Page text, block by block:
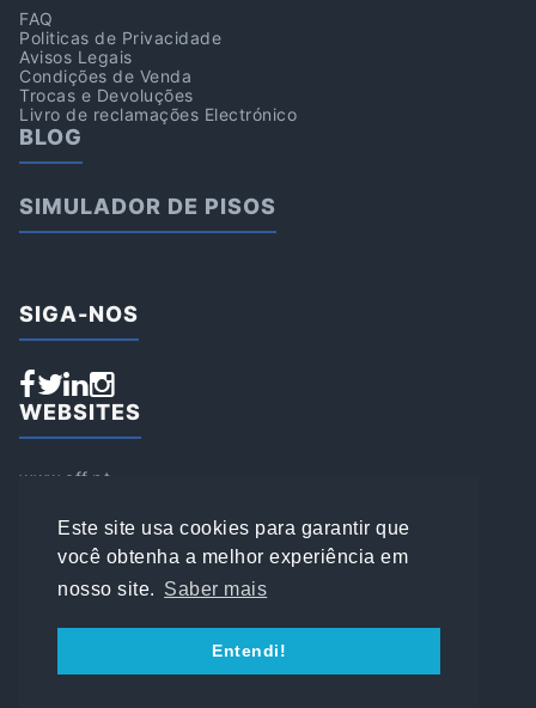
Este site usa cookies para garantir que
você obtenha a melhor experiência em
nosso site. Saber mais
Entendi!
FAQ
Politicas de Privacidade
Avisos Legais
Condições de Venda
Trocas e Devoluções
Livro de reclamações Electrónico
BLOG
SIMULADOR DE PISOS
SIGA-NOS
WEBSITES
www.aff.pt
www.loja.affsports.pt
PESQUISAR